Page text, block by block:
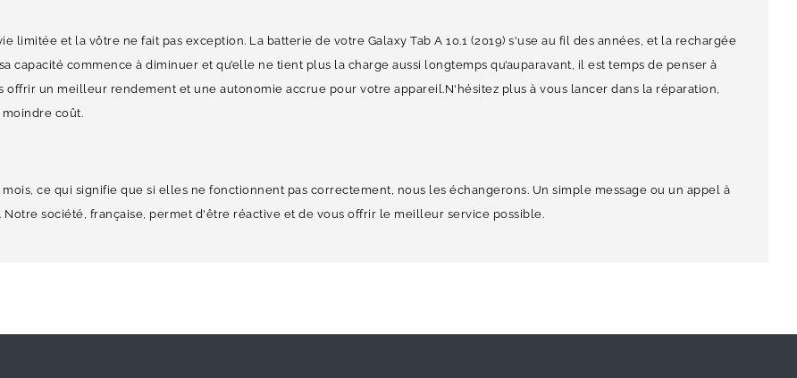
et la vôtre ne fait pas exception. La batterie de votre Galaxy Tab A 10.1 (2019) s'use au fil des années, et la rechargée
commence à diminuer et qu’elle ne tient plus la charge aussi longtemps qu’auparavant, il est temps de penser à
un meilleur rendement et une autonomie accrue pour votre appareil.N'hésitez plus à vous lancer dans la réparation,
coût.
ce qui signifie que si elles ne fonctionnent pas correctement, nous les échangerons. Un simple message ou un appel à
société, française, permet d'être réactive et de vous offrir le meilleur service possible.